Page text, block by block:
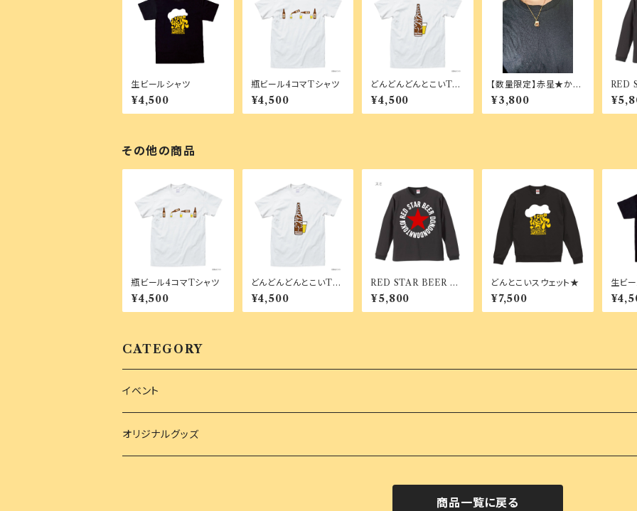
生ビールシャツ
¥4,500
瓶ビール4コマTシャツ
¥4,500
どんどんどんとこいTシ
ャツ
¥4,500
【数量限定】赤星★かな
は手作りビールネックレ
ス
¥3,800
RED
ンT★
その他の商品
瓶ビール4コマTシャツ
¥4,500
どんどんどんとこいTシ
ャツ
¥4,500
RED STAR BEER ロ
ンT★
¥5,800
どんとこいスウェット★
¥7,500
生ビ
CATEGORY
イベント
オリジナルグッズ
商品一覧に戻る